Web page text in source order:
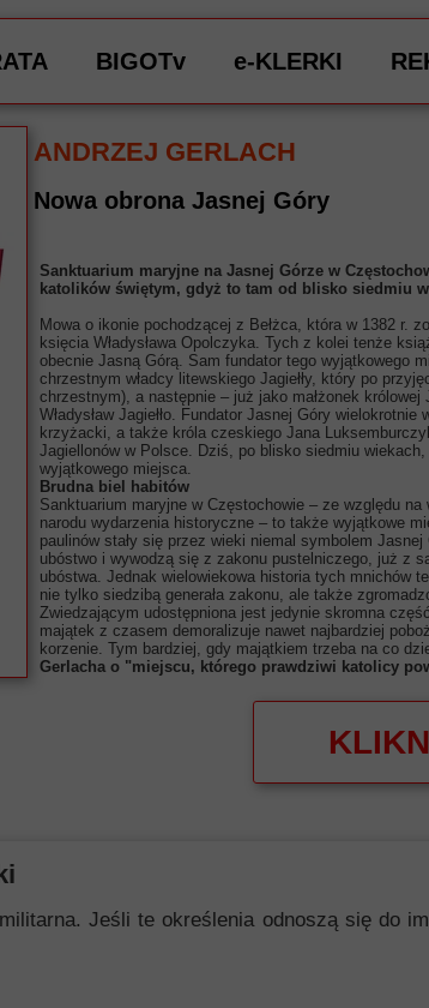
ANDRZEJ GERLACH
Jeśli te określenia odnoszą się do
Nowa obrona Jasnej Góry
Sanktuarium maryjne na Jasnej Górze w
katolików świętym, gdyż to tam od blisko siedmiu
Mowa o ikonie pochodzącej z Bełżca, która w 1382 r.
księcia Władysława Opolczyka. Tych z kolei tenże
obecnie Jasną Górą. Sam fundator tego wyjątkowego
chrzestnym władcy litewskiego Jagiełły, który po
chrzestnym), a następnie – już jako małżonek królowej
Władysław Jagiełło. Fundator Jasnej Góry
krzyżacki, a także króla czeskiego Jana
Jagiellonów w Polsce. Dziś, po blisko siedmiu
wyjątkowego miejsca.
Brudna biel habitów
Sanktuarium maryjne w Częstochowie – ze względu
narodu wydarzenia historyczne – to także wyjątkowe
paulinów stały się przez wieki niemal symbolem
ubóstwo i wywodzą się z zakonu pustelniczego, już z
ubóstwa. Jednak wielowiekowa historia tych mnichów
nie tylko siedzibą generała zakonu, ale także
Zwiedzającym udostępniona jest jedynie skromna
majątek z czasem demoralizuje nawet najbardziej
korzenie. Tym bardziej, gdy majątkiem trzeba na co
Gerlacha o "miejscu, którego prawdziwi katolicy
BIGOTv e-KLERKI